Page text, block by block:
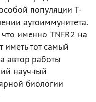
популяции Т-
аутоиммунитета.
именно TNFR2 на
иметь тот самый
автор работы
научный
биологии